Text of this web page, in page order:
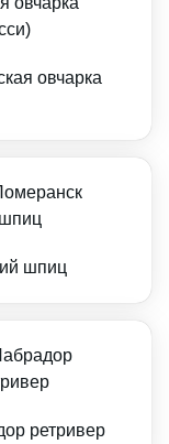
овчарка
шпиц
ретривер